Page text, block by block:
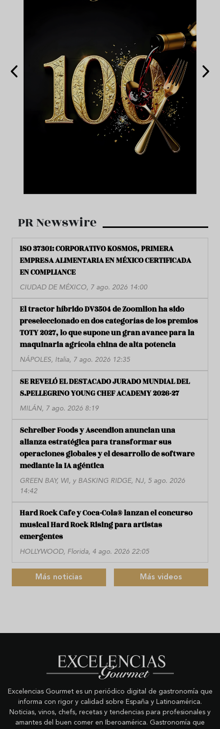
PR Newswire
ISO 37301: CORPORATIVO KOSMOS, PRIMERA
EMPRESA ALIMENTARIA EN MÉXICO CERTIFICADA
EN COMPLIANCE
CIUDAD DE MÉXICO, 7 ago. 2026 14:00
El tractor híbrido DV3504 de Zoomlion ha sido
preseleccionado en dos categorías de los premios
TOTY 2027, lo que supone un gran avance para la
maquinaria agrícola china de alta potencia
NÁPOLES, Italia, 7 ago. 2026 12:35
SE REVELÓ EL DESTACADO JURADO MUNDIAL DEL
S.PELLEGRINO YOUNG CHEF ACADEMY 2026-27
MILÁN, 7 ago. 2026 8:19
Schreiber Foods y Ascendion anuncian una
alianza estratégica para transformar sus
operaciones globales y el desarrollo de software
mediante la IA agéntica
GREEN BAY, WI, y BASKING RIDGE, NJ, 5 ago. 2026
14:42
Hard Rock Cafe y Coca-Cola® lanzan el concurso
musical Hard Rock Rising para artistas
emergentes
HOLLYWOOD, Florida, 4 ago. 2026 22:05
Más noticias Más videos
Excelencias Gourmet es un periódico digital de gastronomía que
informa con rigor y calidad sobre España y Latinoamérica.
Noticias, vinos, chefs, recetas y tendencias para profesionales y
amantes del buen comer en Iberoamérica. Gastronomía que